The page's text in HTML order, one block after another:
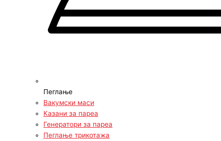
Пеглање
Вакумски маси
Казани за пареа
Генератори за пареа
Пеглање трикотажа